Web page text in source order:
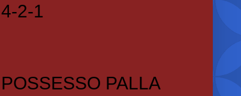
4-2-1
POSSESSO PALLA